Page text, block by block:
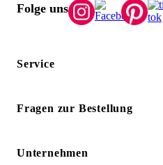
Folge uns
Service
Fragen zur Bestellung
Unternehmen